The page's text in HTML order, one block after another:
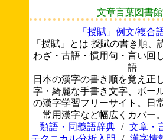
文章言葉図書館
「授賦」例文/複合
「授賦」とは 授賦の書き順、
わざ・古語・慣用句・言い回
語
日本の漢字の書き順を覚え正
字・綺麗な手書き文字、ボー
の漢字学習フリーサイト。日
常用漢字など幅広くカバー
類語・同義語辞典
/ 文章・